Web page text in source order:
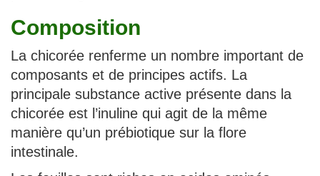
Composition
La chicorée renferme un nombre important de
composants et de principes actifs. La
principale substance active présente dans la
chicorée est l’inuline qui agit de la même
manière qu’un prébiotique sur la flore
intestinale.